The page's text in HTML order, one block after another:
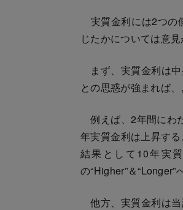
実質金利には2つの
じたかについては意
まず、実質金利は中
との思惑が強まれば
例えば、2年間にわ
年実質金利は上昇す
結果として10年実
の“Higher”＆
他方、実質金利は